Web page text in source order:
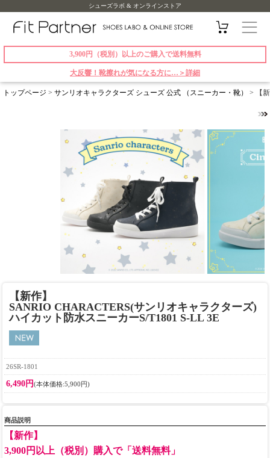
シューズラボ & オンラインストア
3,900円（税別）以上のご購入で送料無料
大反響！靴擦れが気になる方に…＞詳細
トップページ > サンリオキャラクターズ シューズ 公式 （スニーカー・靴） > 【
【新作】
SANRIO CHARACTERS(サンリオキャラクターズ)
ハイカット防水スニーカーS/T1801 S-LL 3E
26SR-1801
6,490円(本体価格:5,900円)
商品説明
【新作】
3,900円以上（税別）購入で「送料無料」